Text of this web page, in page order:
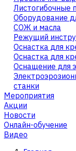
Листогибочные
Оборудование
СОЖ и масла
Режущий
Оснастка для
Оснастка для
Оснащение для
станки
Мероприятия
Акции
Новости
Онлайн-обучение
Видео